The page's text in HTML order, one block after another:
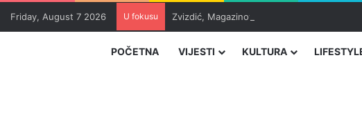
Friday, August 7 2026 U fokusu Zvizdić, Magazinović i Kojović traže
POČETNA VIJESTI KULTURA